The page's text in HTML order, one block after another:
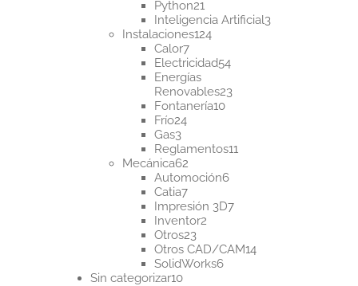
Python2121
productos
Inteligencia Artificial33
Instalaciones124124
Calor77
productos
Electricidad5454
Energías
Renovables2323
Fontanería1010
Frío2424
Gas33
productos
Reglamentos1111
Mecánica6262
productos
Automoción66
Catia77
productos
Impresión 3D77
Inventor22
Otros2323
productos
Otros CAD/CAM1414
SolidWorks66
Sin categorizar1010